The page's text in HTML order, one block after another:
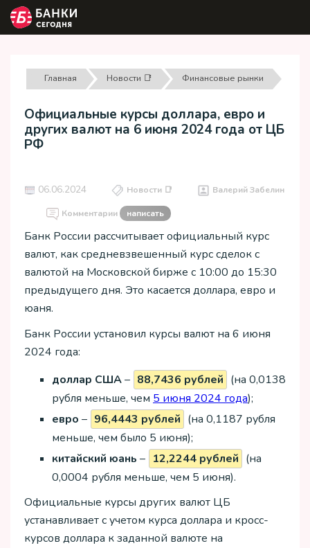
Главная Новости 📑 Финансовые рынки
Официальные курсы доллара, евро и
других валют на 6 июня 2024 года от ЦБ
РФ
06.06.2024 Новости 📑 Валерий Забелин
Комментарии написать
Банк России рассчитывает официальный курс
валют, как средневзвешенный курс сделок с
валютой на Московской бирже с 10:00 до 15:30
предыдущего дня. Это касается доллара, евро и
юаня.
Банк России установил курсы валют на 6 июня
2024 года:
доллар США– 88,7436 рублей (на 0,0138
рубля меньше, чем 5 июня 2024 года);
евро – 96,4443 рублей (на 0,1187 рубля
меньше, чем было 5 июня);
китайский юань – 12,2244 рублей (на
0,0004 рубля меньше, чем 5 июня).
Официальные курсы других валют ЦБ
устанавливает с учетом курса доллара и кросс-
курсов доллара к заданной валюте на